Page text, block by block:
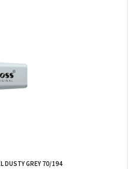
DUSTY GREY 70/194